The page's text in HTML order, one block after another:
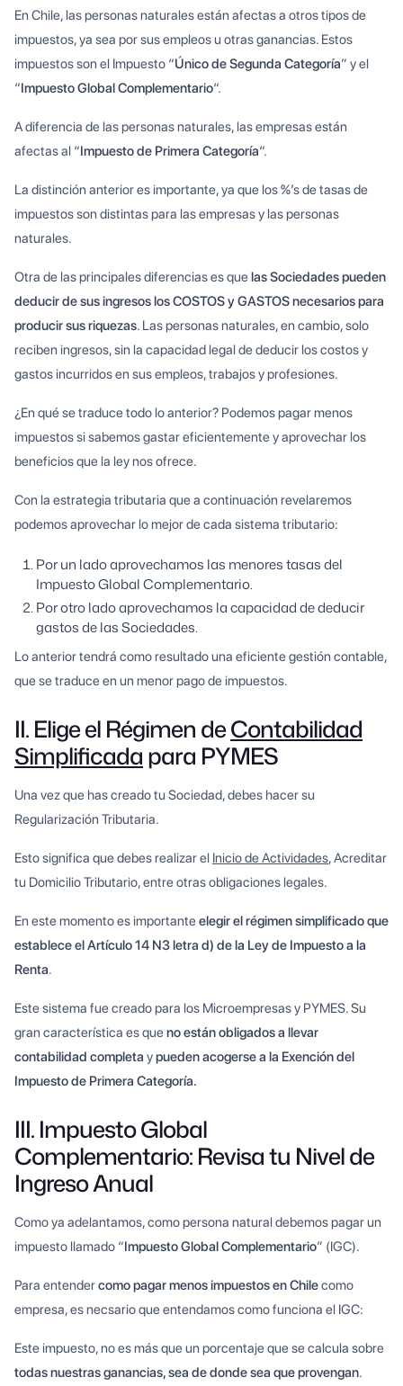
En Chile, las personas naturales están afectas a otros tipos de
impuestos, ya sea por sus empleos u otras ganancias. Estos
impuestos son el Impuesto “Único de Segunda Categoría” y el
“Impuesto Global Complementario“.
A diferencia de las personas naturales, las empresas están
afectas al “Impuesto de Primera Categoría“.
La distinción anterior es importante, ya que los %’s de tasas de
impuestos son distintas para las empresas y las personas
naturales.
Otra de las principales diferencias es quelas Sociedades pueden
deducir de sus ingresos los COSTOS y GASTOS necesarios para
producir sus riquezas. Las personas naturales, en cambio, solo
reciben ingresos, sin la capacidad legal de deducir los costos y
gastos incurridos en sus empleos, trabajos y profesiones.
¿En qué se traduce todo lo anterior? Podemos pagar menos
impuestos si sabemos gastar eficientemente y aprovechar los
beneficios que la ley nos ofrece.
Con la estrategia tributaria que a continuación revelaremos
podemos aprovechar lo mejor de cada sistema tributario:
Por un lado aprovechamos las menores tasas del
Impuesto Global Complementario.
Por otro lado aprovechamos la capacidad de deducir
gastos de las Sociedades.
Lo anterior tendrá como resultado una eficiente gestión contable,
que se traduce en un menor pago de impuestos.
II. Elige el Régimen deContabilidad
Simplificadapara PYMES
Una vez que has creado tu Sociedad, debes hacer su
Regularización Tributaria.
Esto significa que debes realizar el Inicio de Actividades, Acreditar
tu Domicilio Tributario, entre otras obligaciones legales.
En este momento es importanteelegir el régimen simplificado que
establece el Artículo 14 N3 letra d) de la Ley de Impuesto a la
Renta.
Este sistema fue creado para los Microempresas y PYMES. Su
gran característica es queno están obligados a llevar
contabilidad completa ypueden acogerse a la Exención del
Impuesto de Primera Categoría.
III. Impuesto Global
Complementario: Revisa tu Nivel de
Ingreso Anual
Como ya adelantamos, como persona natural debemos pagar un
impuesto llamado “Impuesto Global Complementario” (IGC).
Para entendercomo pagar menos impuestos en Chilecomo
empresa, es necsario que entendamos como funciona el IGC:
Este impuesto, no es más que un porcentaje que se calcula sobre
todas nuestras ganancias, sea de donde sea que provengan.